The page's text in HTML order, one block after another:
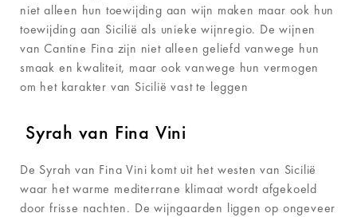
niet alleen hun toewijding aan wijn maken maar ook hun
toewijding aan Sicilië als unieke wijnregio. De wijnen
van Cantine Fina zijn niet alleen geliefd vanwege hun
smaak en kwaliteit, maar ook vanwege hun vermogen
om het karakter van Sicilië vast te leggen
Syrah van Fina Vini
De Syrah van Fina Vini komt uit het westen van Sicilië
waar het warme mediterrane klimaat wordt afgekoeld
door frisse nachten. De wijngaarden liggen op ongeveer